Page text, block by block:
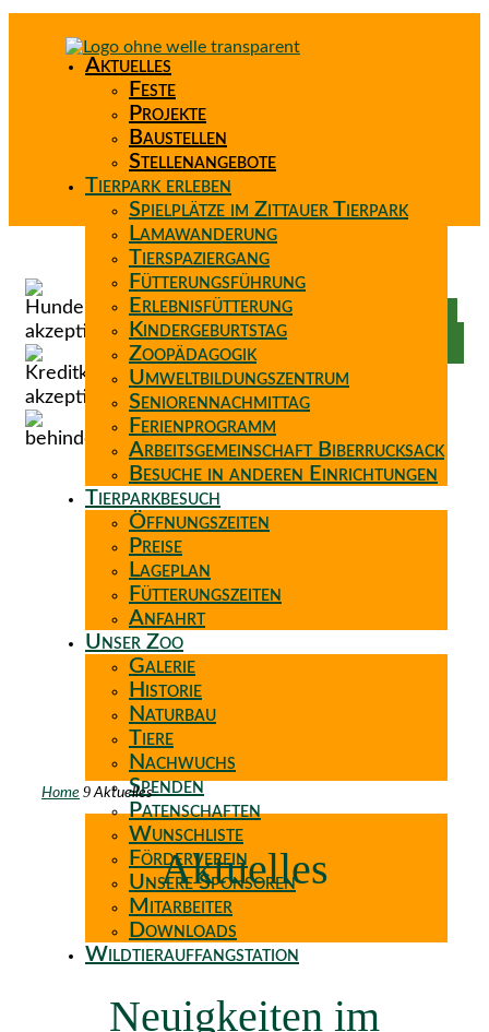
Aktuelles
Feste
Projekte
Baustellen
Stellenangebote
Tierpark erleben
Spielplätze im Zittauer Tierpark
Lamawanderung
Tierspaziergang
Fütterungsführung
Erlebnisfütterung
Kindergeburtstag
Zoopädagogik
Umweltbildungszentrum
Seniorennachmittag
Ferienprogramm
Arbeitsgemeinschaft Biberrucksack
Besuche in anderen Einrichtungen
Tierparkbesuch
Öffnungszeiten
Preise
Lageplan
Fütterungszeiten
Anfahrt
Unser Zoo
Galerie
Historie
Naturbau
Tiere
Nachwuchs
Spenden
Patenschaften
Wunschliste
Förderverein
Unsere Sponsoren
Mitarbeiter
Downloads
Wildtierauffangstation
Home 9 Aktuelles
Aktuelles
Neuigkeiten im